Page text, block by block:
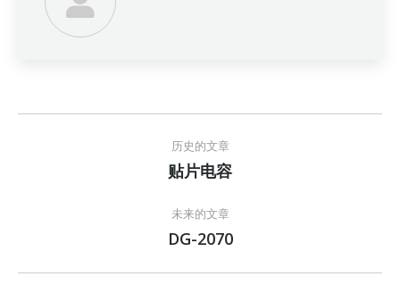
历史的文章
历
的
文
贴片电容
未来的文章
未
DG-2070